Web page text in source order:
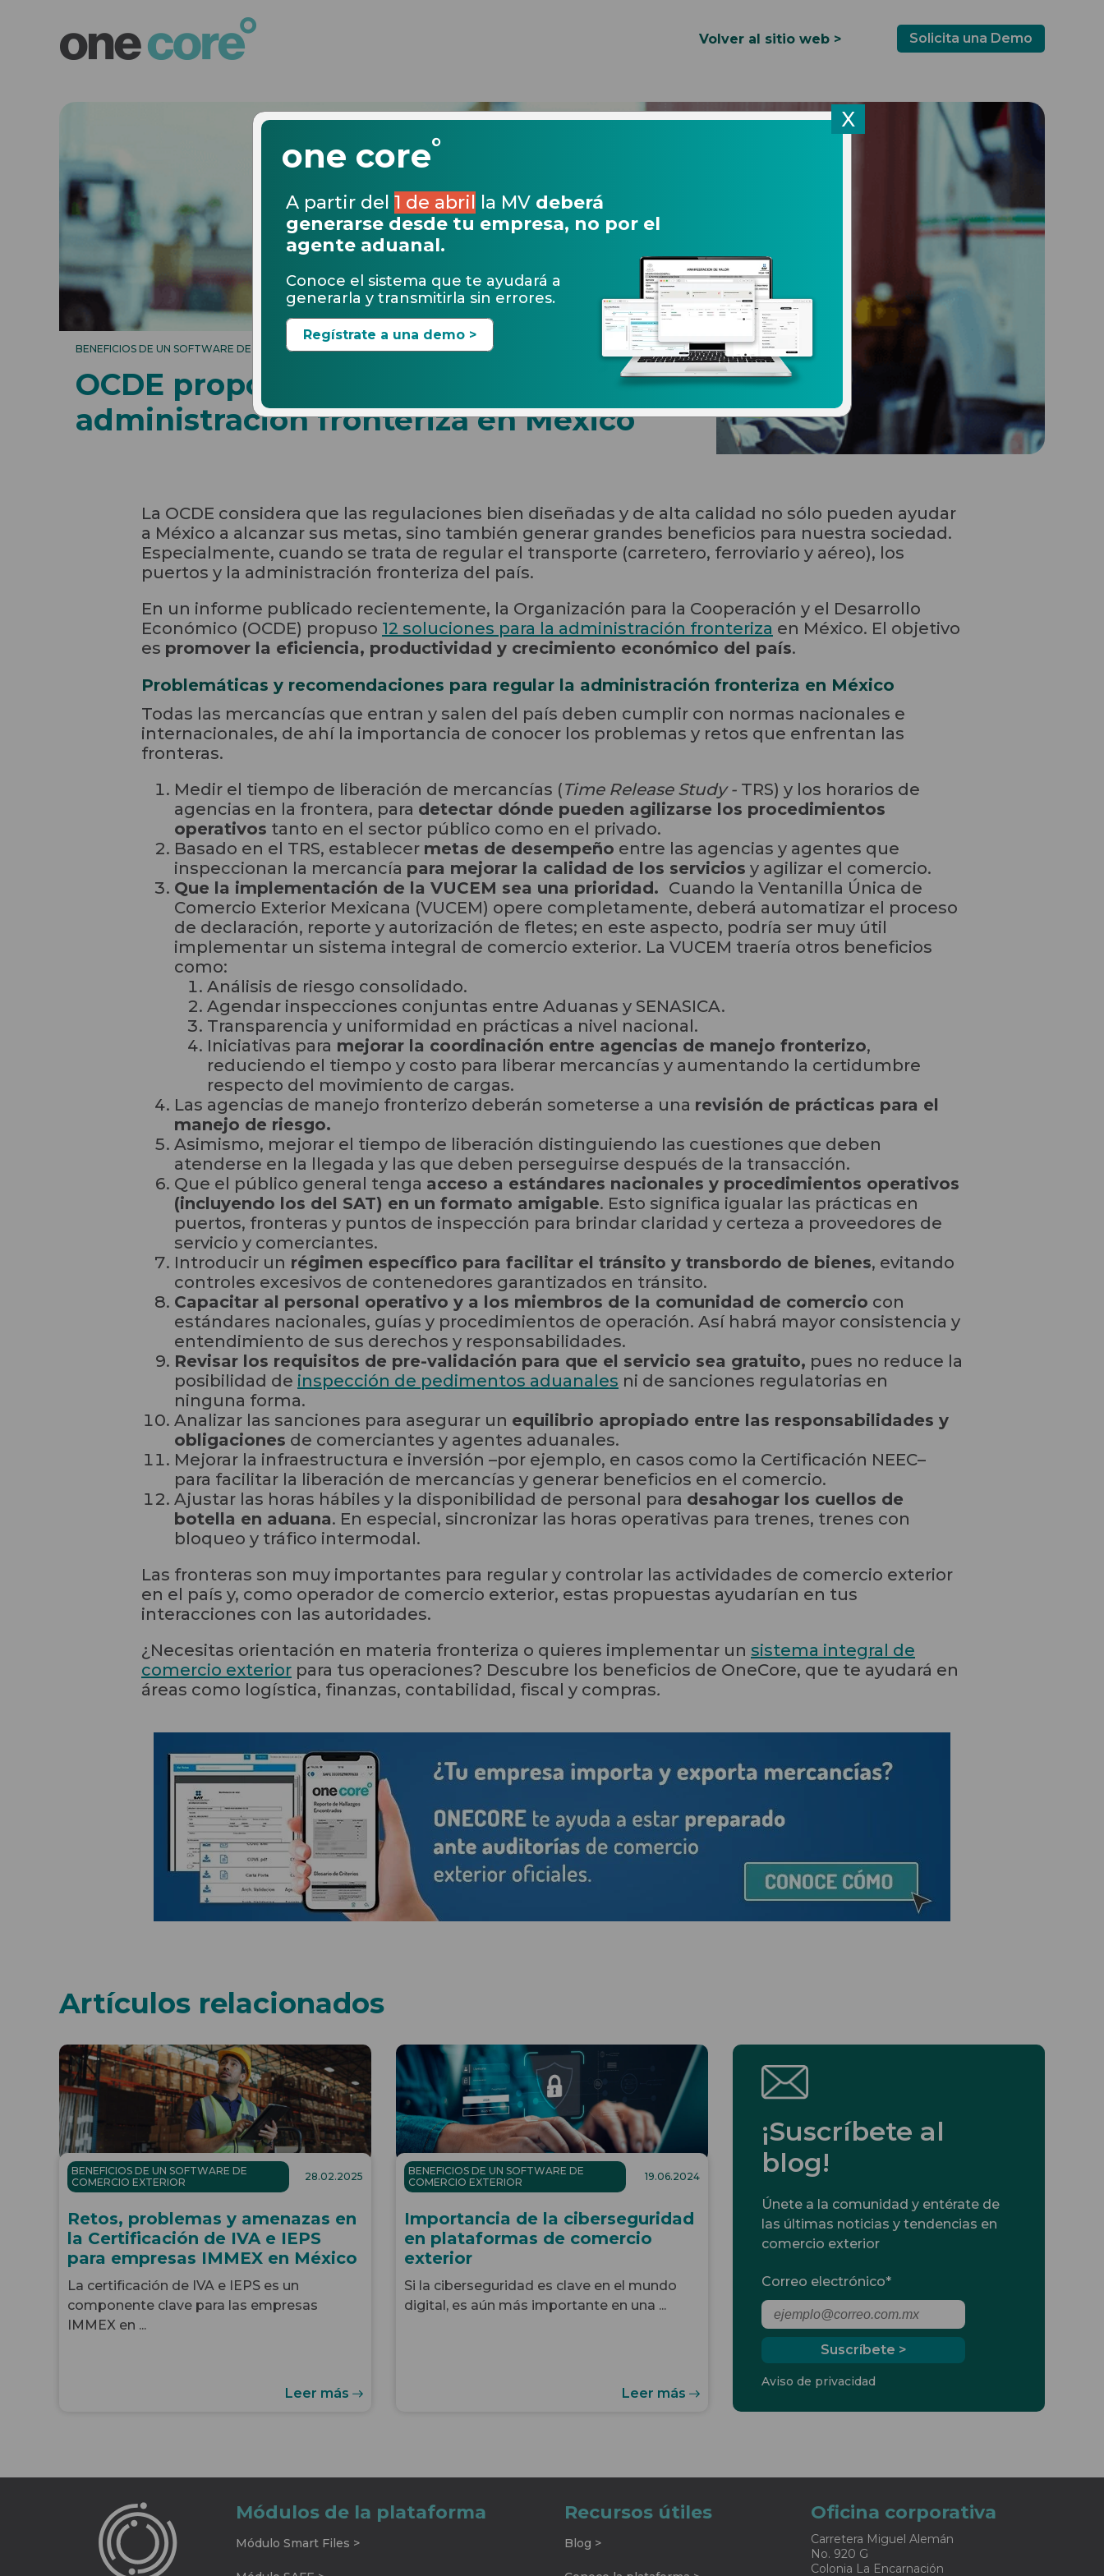
Volver al sitio web > Solicita una Demo
BENEFICIOS DE UN SOFTWARE DE COMERCIO EXTERIOR 16.02.2017
OCDE propone regulaciones para
administración fronteriza en México
La OCDE considera que las regulaciones bien diseñadas y de alta calidad no sólo pueden ayudar
a México a alcanzar sus metas, sino también generar grandes beneficios para nuestra sociedad.
Especialmente, cuando se trata de regular el transporte (carretero, ferroviario y aéreo), los
puertos y la administración fronteriza del país.
En un informe publicado recientemente, la Organización para la Cooperación y el Desarrollo
Económico (OCDE) propuso 12 soluciones para la administración fronteriza en México. El objetivo
es promover la eficiencia, productividad y crecimiento económico del país.
Problemáticas y recomendaciones para regular la administración fronteriza en México
Todas las mercancías que entran y salen del país deben cumplir con normas nacionales e
internacionales, de ahí la importancia de conocer los problemas y retos que enfrentan las
fronteras.
Medir el tiempo de liberación de mercancías (Time Release Study - TRS) y los horarios de
agencias en la frontera, para detectar dónde pueden agilizarse los procedimientos
operativos tanto en el sector público como en el privado.
Basado en el TRS, establecer metas de desempeño entre las agencias y agentes que
inspeccionan la mercancía para mejorar la calidad de los servicios y agilizar el comercio.
Que la implementación de la VUCEM sea una prioridad. Cuando la Ventanilla Única de
Comercio Exterior Mexicana (VUCEM) opere completamente, deberá automatizar el proceso
de declaración, reporte y autorización de fletes; en este aspecto, podría ser muy útil
implementar un sistema integral de comercio exterior. La VUCEM traería otros beneficios
como:
Análisis de riesgo consolidado.
Agendar inspecciones conjuntas entre Aduanas y SENASICA.
Transparencia y uniformidad en prácticas a nivel nacional.
Iniciativas para mejorar la coordinación entre agencias de manejo fronterizo,
reduciendo el tiempo y costo para liberar mercancías y aumentando la certidumbre
respecto del movimiento de cargas.
Las agencias de manejo fronterizo deberán someterse a una revisión de prácticas para el
manejo de riesgo.
Asimismo, mejorar el tiempo de liberación distinguiendo las cuestiones que deben
atenderse en la llegada y las que deben perseguirse después de la transacción.
Que el público general tenga acceso a estándares nacionales y procedimientos operativos
(incluyendo los del SAT) en un formato amigable. Esto significa igualar las prácticas en
puertos, fronteras y puntos de inspección para brindar claridad y certeza a proveedores de
servicio y comerciantes.
Introducir un régimen específico para facilitar el tránsito y transbordo de bienes, evitando
controles excesivos de contenedores garantizados en tránsito.
Capacitar al personal operativo y a los miembros de la comunidad de comercio con
estándares nacionales, guías y procedimientos de operación. Así habrá mayor consistencia y
entendimiento de sus derechos y responsabilidades.
Revisar los requisitos de pre-validación para que el servicio sea gratuito, pues no reduce la
posibilidad de inspección de pedimentos aduanales ni de sanciones regulatorias en
ninguna forma.
Analizar las sanciones para asegurar un equilibrio apropiado entre las responsabilidades y
obligaciones de comerciantes y agentes aduanales.
Mejorar la infraestructura e inversión –por ejemplo, en casos como la Certificación NEEC–
para facilitar la liberación de mercancías y generar beneficios en el comercio.
Ajustar las horas hábiles y la disponibilidad de personal para desahogar los cuellos de
botella en aduana. En especial, sincronizar las horas operativas para trenes, trenes con
bloqueo y tráfico intermodal.
Las fronteras son muy importantes para regular y controlar las actividades de comercio exterior
en el país y, como operador de comercio exterior, estas propuestas ayudarían en tus
interacciones con las autoridades.
¿Necesitas orientación en materia fronteriza o quieres implementar un sistema integral de
comercio exterior para tus operaciones? Descubre los beneficios de OneCore, que te ayudará en
áreas como logística, finanzas, contabilidad, fiscal y compras.
Artículos relacionados
BENEFICIOS DE UN SOFTWARE DE
COMERCIO EXTERIOR
28.02.2025
Retos, problemas y amenazas en
la Certificación de IVA e IEPS
para empresas IMMEX en México
La certificación de IVA e IEPS es un
componente clave para las empresas
IMMEX en ...
Leer más
BENEFICIOS DE UN SOFTWARE DE
COMERCIO EXTERIOR
19.06.2024
Importancia de la ciberseguridad
en plataformas de comercio
exterior
Si la ciberseguridad es clave en el mundo
digital, es aún más importante en una ...
Leer más
¡Suscríbete al
blog!
Únete a la comunidad y entérate de
las últimas noticias y tendencias en
comercio exterior
Correo electrónico*
Aviso de privacidad
X
one core°
A partir del 1 de abril la MV deberá
generarse desde tu empresa, no por el
agente aduanal.
Conoce el sistema que te ayudará a
generarla y transmitirla sin errores.
Regístrate a una demo >
Módulos de la plataforma
Módulo Smart Files >
Recursos útiles
Blog >
Oficina corporativa
Carretera Miguel Alemán
No. 920 G
Colonia La Encarnación